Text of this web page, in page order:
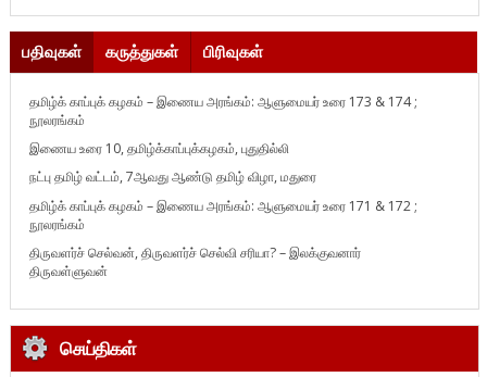
பதிவுகள் கருத்துகள் பிரிவுகள்
தமிழ்க் காப்புக் கழகம் – இணைய அரங்கம்: ஆளுமையர் உரை 173 & 174 ;
நூலரங்கம்
இணைய உரை 10, தமிழ்க்காப்புக்கழகம், புதுதில்லி
நட்பு தமிழ் வட்டம், 7ஆவது ஆண்டு தமிழ் விழா, மதுரை
தமிழ்க் காப்புக் கழகம் – இணைய அரங்கம்: ஆளுமையர் உரை 171 & 172 ;
நூலரங்கம்
திருவளர்ச் செல்வன், திருவளர்ச் செல்வி சரியா? – இலக்குவனார்
திருவள்ளுவன்
செய்திகள்